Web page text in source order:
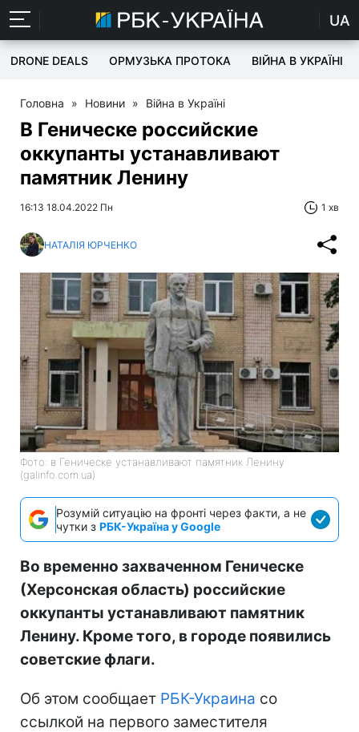
UA
DRONE DEALS ОРМУЗЬКА ПРОТОКА ВІЙНА В УКРАЇНІ
Головна » Новини » Війна в Україні
В Геническе российские
оккупанты устанавливают
памятник Ленину
16:13 18.04.2022 Пн 1 хв
НАТАЛІЯ ЮРЧЕНКО
Фото: в Геническе устанавливают памятник Ленину
(galinfo.com.ua)
Розумій ситуацію на фронті через факти, а не
чутки з РБК-Україна у Google
Во временно захваченном Геническе
(Херсонская область) российские
оккупанты устанавливают памятник
Ленину. Кроме того, в городе появились
советские флаги.
Об этом сообщает РБК-Украина со
ссылкой на первого заместителя